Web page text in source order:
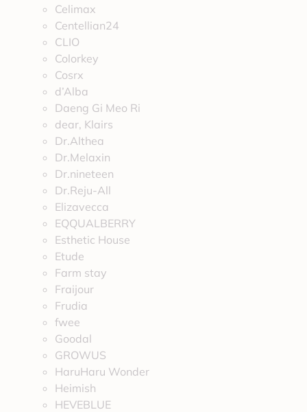
Celimax
Centellian24
CLIO
Colorkey
Cosrx
d’Alba
Daeng Gi Meo Ri
dear, Klairs
Dr.Althea
Dr.Melaxin
Dr.nineteen
Dr.Reju-All
Elizavecca
EQQUALBERRY
Esthetic House
Etude
Farm stay
Fraijour
Frudia
fwee
Goodal
GROWUS
HaruHaru Wonder
Heimish
HEVEBLUE